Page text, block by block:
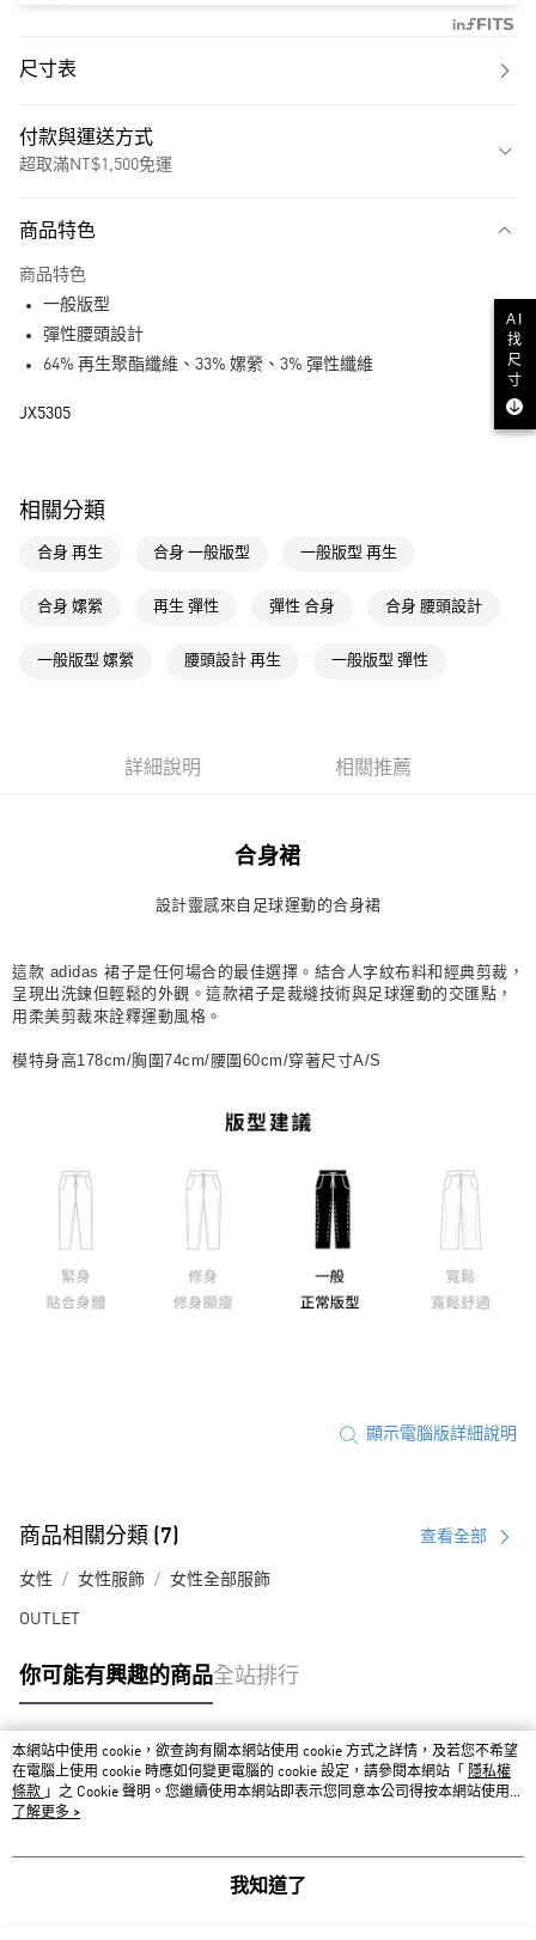
尺寸表
付款與運送方式
超取滿NT$1,500免運
LINE Pay
每筆NT$80，滿NT$1,500(含以上)免運費
付款後全家取貨
每筆NT$80，滿NT$1,500(含以上)免運費
每筆NT$80，滿NT$1,500(含以上)免運費
每筆NT$80，滿NT$1,500(含以上)免運費
付款後門市自取
商品特色
商品特色
一般版型
彈性腰頭設計
64% 再生聚酯纖維、33% 嫘縈、3% 彈性纖維
JX5305
相關分類
合身 再生 合身 一般版型 一般版型 再生
合身 嫘縈 再生 彈性 彈性 合身 合身 腰頭設計
一般版型 嫘縈 腰頭設計 再生 一般版型 彈性
詳細說明 相關推薦
合身裙
設計靈感來自足球運動的合身裙
這款 adidas 裙子是任何場合的最佳選擇。結合人字紋布料和經典剪裁，
呈現出洗鍊但輕鬆的外觀。這款裙子是裁縫技術與足球運動的交匯點，
用柔美剪裁來詮釋運動風格。
模特身高178cm/胸圍74cm/腰圍60cm/穿著尺寸A/S
顯示電腦版詳細說明
商品相關分類 (7) 查看全部
女性 女性服飾 女性全部服飾
OUTLET
你可能有興趣的商品全站排行
熱門標籤
本網站中使用 cookie，欲查詢有關本網站使用 cookie 方式之詳情，及若您不希望
在電腦上使用 cookie 時應如何變更電腦的 cookie 設定，請參閱本網站「
隱私權
條款 」之 Cookie 聲明。您繼續使用本網站即表示您同意本公司得按本網站使用條
款之 Cookie 聲明使用 cookie。
了解更多 >
我知道了
AI
找
尺
寸